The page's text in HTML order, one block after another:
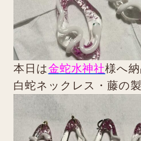
本日は金蛇水神社様へ納
白蛇ネックレス・藤の